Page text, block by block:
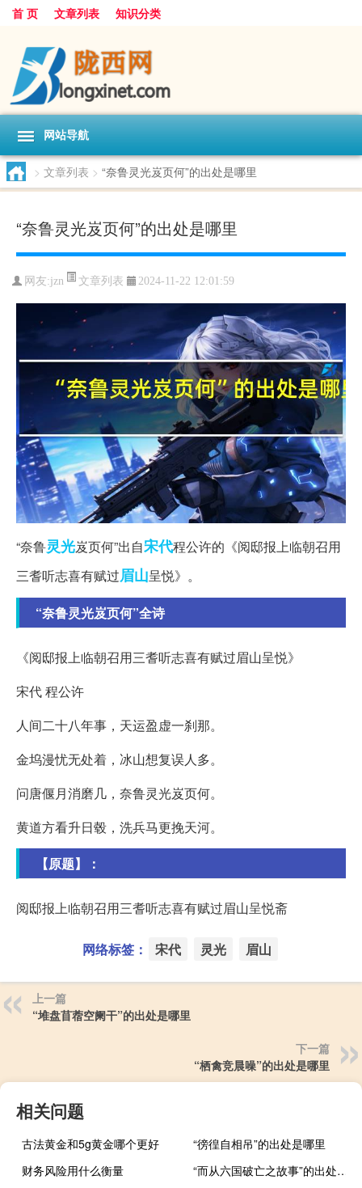
首 页 文章列表 知识分类
网站导航
> 文章列表 > “奈鲁灵光岌页何”的出处是哪里
“奈鲁灵光岌页何”的出处是哪里
网友:jzn 文章列表 2024-11-22 12:01:59
“奈鲁灵光岌页何”出自宋代程公许的《阅邸报上临朝召用
三耆听志喜有赋过眉山呈悦》。
“奈鲁灵光岌页何”全诗
《阅邸报上临朝召用三耆听志喜有赋过眉山呈悦》
宋代 程公许
人间二十八年事，天运盈虚一刹那。
金坞漫忧无处着，冰山想复误人多。
问唐偃月消磨几，奈鲁灵光岌页何。
黄道方看升日毂，洗兵马更挽天河。
【原题】：
阅邸报上临朝召用三耆听志喜有赋过眉山呈悦斋
网络标签： 宋代 灵光 眉山
上一篇
“堆盘苜蓿空阑干”的出处是哪里
下一篇
“栖禽竞晨噪”的出处是哪里
相关问题
古法黄金和5g黄金哪个更好
“徬徨自相吊”的出处是哪里
财务风险用什么衡量
“而从六国破亡之故事”的出处是哪里